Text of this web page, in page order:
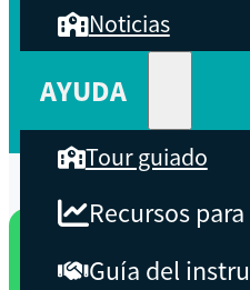
Noticias
AYUDA
Tour guiado
Recursos
Guía del
fomenta decenas de